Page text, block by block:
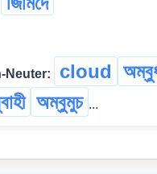
Neuter: cloud
অম্বুমুচ ...